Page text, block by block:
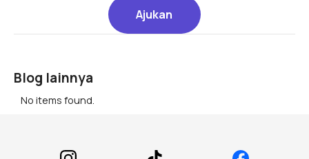
Ajukan
Ajukan
Blog lainnya
No items found.